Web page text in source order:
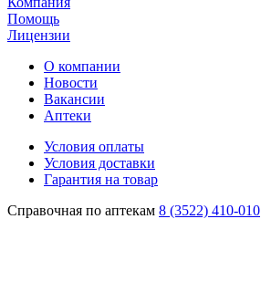
Помощь
Лицензии
О компании
Новости
Вакансии
Аптеки
Условия оплаты
Условия доставки
Гарантия на товар
Справочная по аптекам 8 (3522) 410-010